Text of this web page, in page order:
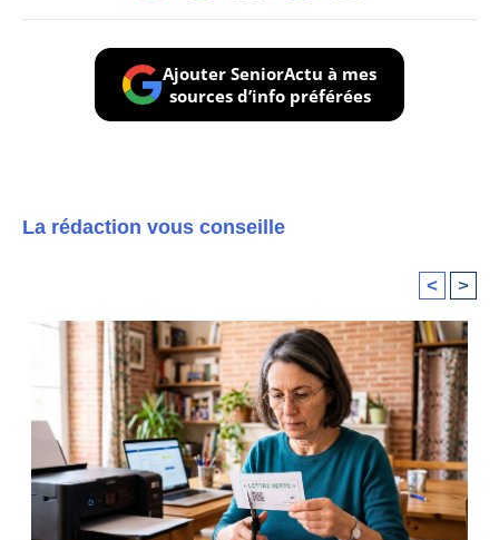
Ajouter SeniorActu à mes
sources d’info préférées
La rédaction vous conseille
< >